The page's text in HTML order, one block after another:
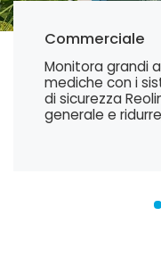
Commerciale
Monitora grandi
mediche con i
di sicurezza
generale e